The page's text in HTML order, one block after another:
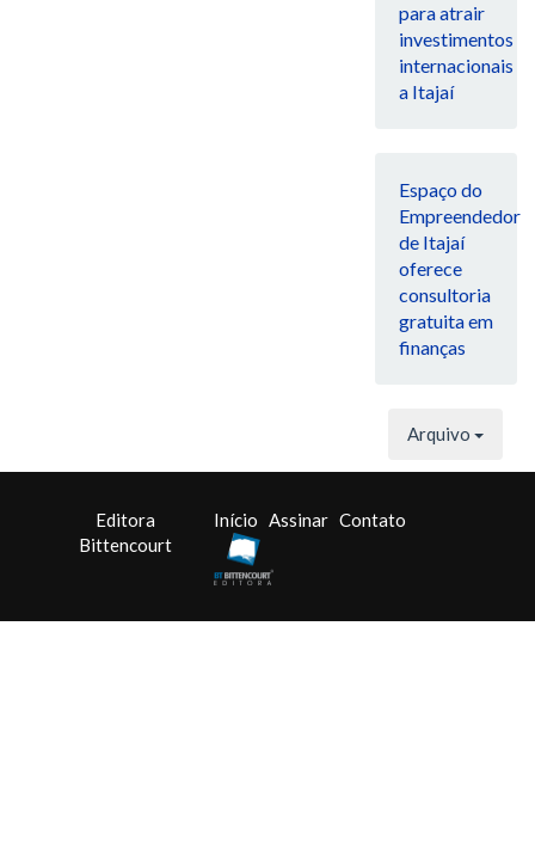
para atrair
investimentos
internacionais
a Itajaí
Espaço do
Empreendedor
de Itajaí
oferece
consultoria
gratuita em
finanças
Arquivo
Editora
Bittencourt
Início Assinar Contato